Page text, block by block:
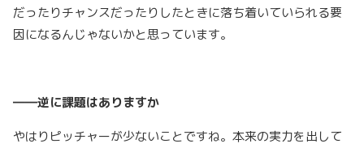
だったりチャンスだったりしたときに落ち着いていられる要
因になるんじゃないかと思っています。
――逆に課題はありますか
やはりピッチャーが少ないことですね。本来の実力を出して